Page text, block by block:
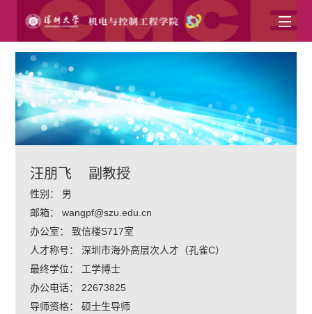
汪朋飞 副教授
性别：
男
邮箱：
wangpf@szu.edu.cn
办公室：
致信楼S717室
人才称号：
深圳市海外高层次人才（孔雀C）
最终学位：
工学博士
办公电话：
22673825
导师资格：
硕士生导师